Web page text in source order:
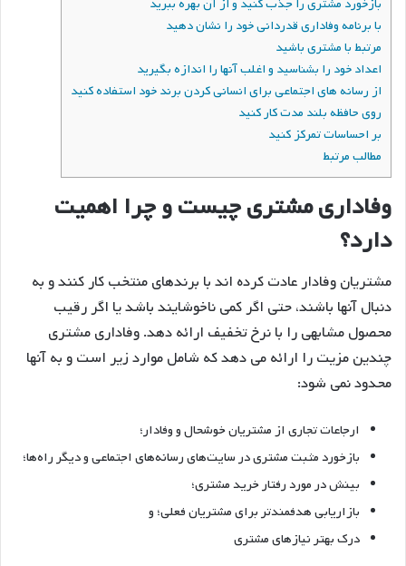
بازخورد مشتری را جذب کنید و از آن بهره ببرید
با برنامه وفاداری قدردانی خود را نشان دهید
مرتبط با مشتری باشید
اعداد خود را بشناسید و اغلب آنها را اندازه بگیرید
از رسانه های اجتماعی برای انسانی کردن برند خود استفاده کنید
روی حافظه بلند مدت کار کنید
بر احساسات تمرکز کنید
مطالب مرتبط
وفاداری مشتری چیست و چرا اهمیت
دارد؟
مشتریان وفادار عادت کرده اند با برندهای منتخب کار کنند و به
دنبال آنها باشند، حتی اگر کمی ناخوشایند باشد یا اگر رقیب
محصول مشابهی را با نرخ تخفیف ارائه دهد. وفاداری مشتری
چندین مزیت را ارائه می دهد که شامل موارد زیر است و به آنها
محدود نمی شود:
ارجاعات تجاری از مشتریان خوشحال و وفادار؛
بازخورد مثبت مشتری در سایت‌های رسانه‌های اجتماعی و دیگر راه‌ها؛
بینش در مورد رفتار خرید مشتری؛
بازاریابی هدفمندتر برای مشتریان فعلی؛ و
درک بهتر نیازهای مشتری